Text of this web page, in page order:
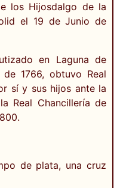
los Hijosdalgo de la
el 19 de Junio de
en Laguna de
1766, obtuvo Real
sí y sus hijos ante la
Real Chancillería de
de plata, una cruz